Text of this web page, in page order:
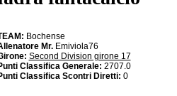
Bochense
Mr. Emiviola76
Second Division girone 17
Classifica Generale: 2707.0
Classifica Scontri Diretti: 0